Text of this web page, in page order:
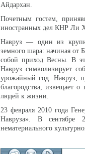
Айдархан.
Почетным гостем,
иностранных дел КНР Ли
Навруз — один из
земного шара: начиная от
собой приход Весны. В
Навруз символизирует
урожайный год. Навруз,
благородства, извещает
людей к жизни.
23 февраля 2010 года
Навруза». В сентябре
нематериального